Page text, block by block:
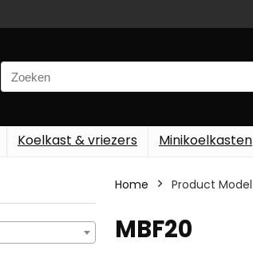
Search
for:
Koelkast & vriezers Minikoelkasten
Home Product Model
‎MBF20